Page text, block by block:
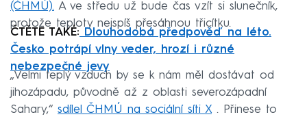
(ČHMÚ). A ve středu už bude čas vzít si slunečník,
protože teploty nejspíš přesáhnou třicítku.
ČTĚTE TAKÉ: Dlouhodobá předpověď na léto.
Česko potrápí vlny veder, hrozí i různé
nebezpečné jevy
„Velmi teplý vzduch by se k nám měl dostávat od
jihozápadu, původně až z oblasti severozápadní
Sahary,“ sdílel ČHMÚ na sociální síti X . Přinese to